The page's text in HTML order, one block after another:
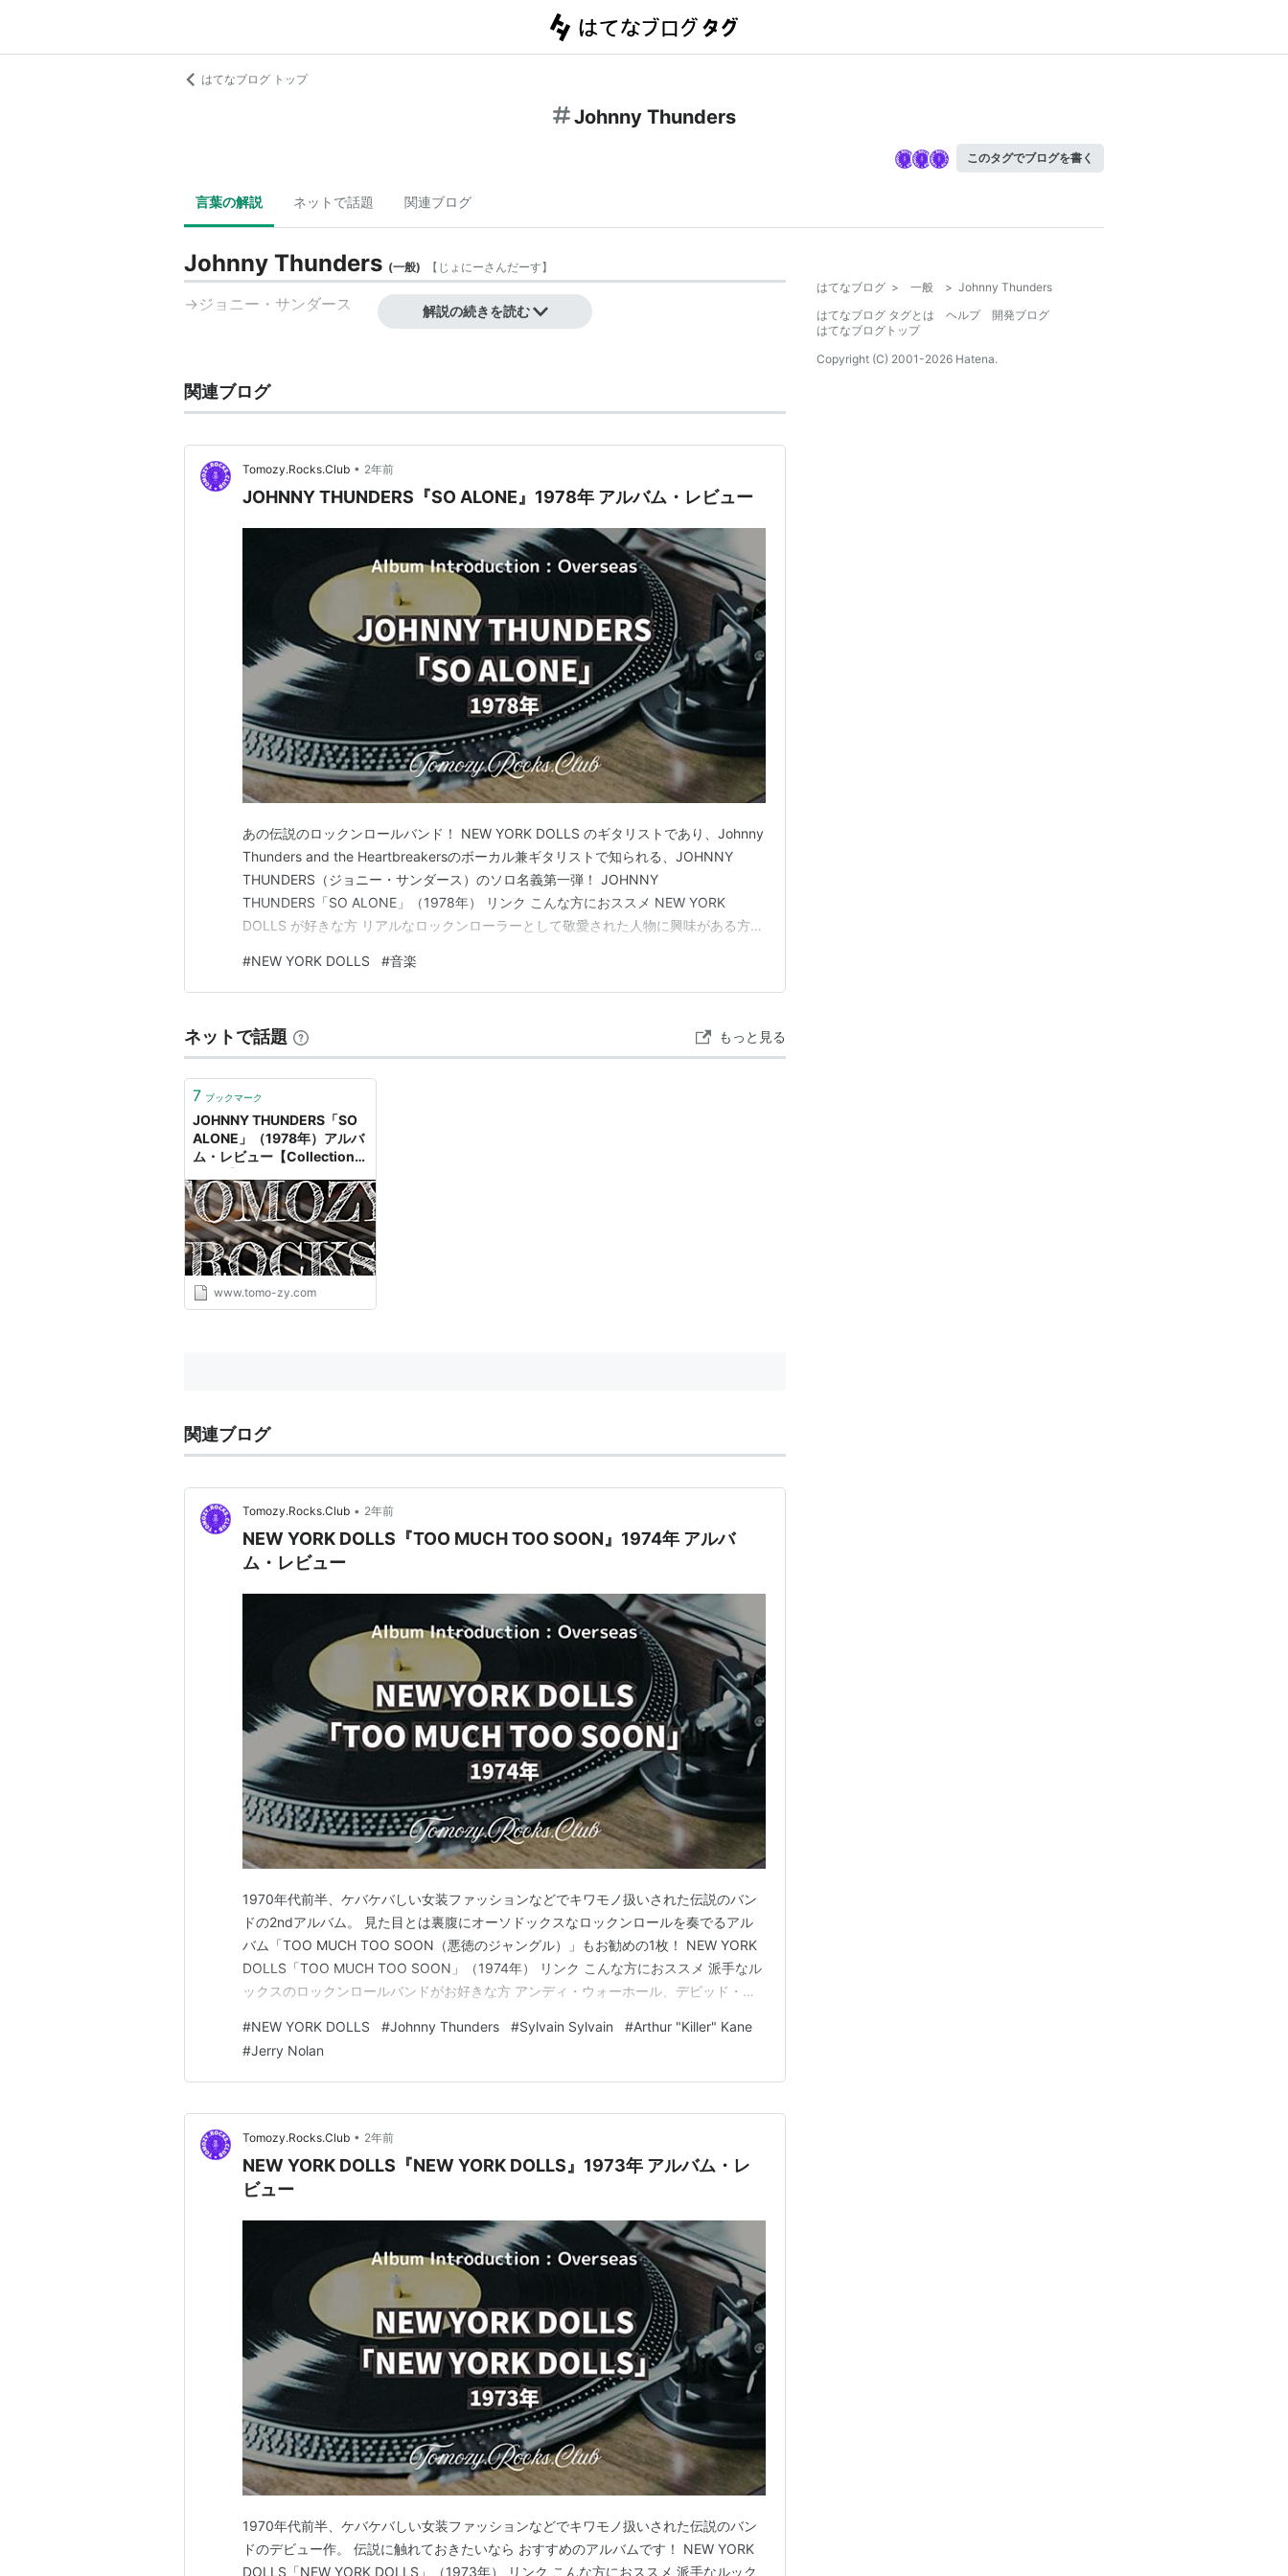
はてなブログ トップ
Johnny Thunders
このタグでブログを書く
言葉の解説 ネットで話題 関連ブログ
Johnny Thunders (一般) 【 じょにーさんだーす】
→ジョニー・サンダース 解説の続きを読む
関連ブログ
Tomozy.Rocks.Club • 2年前
JOHNNY THUNDERS『SO ALONE』1978年 アルバム・レビュー
あの伝説のロックンロールバンド！ NEW YORK DOLLS のギタリストであり、Johnny
Thunders and the Heartbreakersのボーカル兼ギタリストで知られる、JOHNNY
THUNDERS（ジョニー・サンダース）のソロ名義第一弾！ JOHNNY
THUNDERS「SO ALONE」（1978年） リンク こんな方におススメ NEW YORK
DOLLS が好きな方 リアルなロックンローラーとして敬愛された人物に興味がある方
ーヴな面も見せる楽曲に興味がある方 JOHNNY THUND…
#NEW YORK DOLLS #音楽
ネットで話題 もっと見る
7 ブックマーク
JOHNNY THUNDERS「SO
ALONE」（1978年）アルバ
ム・レビュー【Collection
ん！
www.tomo-zy.com
関連ブログ
Tomozy.Rocks.Club • 2年前
NEW YORK DOLLS『TOO MUCH TOO SOON』1974年 アルバ
ム・レビュー
1970年代前半、ケバケバしい女装ファッションなどでキワモノ扱いされた伝説のバン
ドの2ndアルバム。 見た目とは裏腹にオーソドックスなロックンロールを奏でるアル
バム「TOO MUCH TOO SOON（悪徳のジャングル）」もお勧めの1枚！ NEW YORK
DOLLS「TOO MUCH TOO SOON」（1974年） リンク こんな方におススメ 派手なル
ックスのロックンロールバンドがお好きな方 アンディ・ウォーホール、デビッド・ボ
ある方 日本の初期ZIGGYやフィンランドのHANOI ROCKSが好きな方 バンド分…
#NEW YORK DOLLS #Johnny Thunders #Sylvain Sylvain #Arthur "Killer" Kane
#Jerry Nolan
Tomozy.Rocks.Club • 2年前
NEW YORK DOLLS『NEW YORK DOLLS』1973年 アルバム・レ
ビュー
1970年代前半、ケバケバしい女装ファッションなどでキワモノ扱いされた伝説のバン
ドのデビュー作。 伝説に触れておきたいなら おすすめのアルバムです！ NEW YORK
DOLLS「NEW YORK DOLLS」（1973年） リンク こんな方におススメ 派手なルック
はてなブログ > 一般 > Johnny Thunders
はてなブログ タグとは
ヘルプ
開発ブログ
はてなブログトップ
Copyright (C) 2001-2026 Hatena.